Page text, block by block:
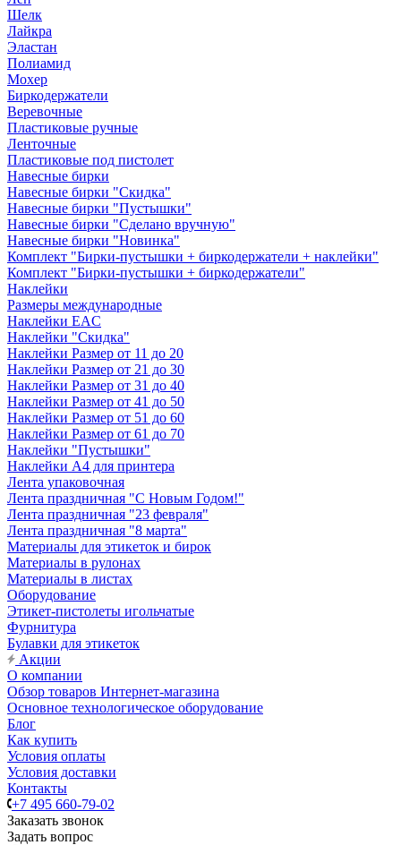
Шелк
Лайкра
Эластан
Полиамид
Мохер
Биркодержатели
Веревочные
Пластиковые ручные
Ленточные
Пластиковые под пистолет
Навесные бирки
Навесные бирки "Скидка"
Навесные бирки "Пустышки"
Навесные бирки "Сделано вручную"
Навесные бирки "Новинка"
Комплект "Бирки-пустышки + биркодержатели + наклейки"
Комплект "Бирки-пустышки + биркодержатели"
Наклейки
Размеры международные
Наклейки EAC
Наклейки "Скидка"
Наклейки Размер от 11 до 20
Наклейки Размер от 21 до 30
Наклейки Размер от 31 до 40
Наклейки Размер от 41 до 50
Наклейки Размер от 51 до 60
Наклейки Размер от 61 до 70
Наклейки "Пустышки"
Наклейки А4 для принтера
Лента упаковочная
Лента праздничная "С Новым Годом!"
Лента праздничная "23 февраля"
Лента праздничная "8 марта"
Материалы для этикеток и бирок
Материалы в рулонах
Материалы в листах
Оборудование
Этикет-пистолеты игольчатые
Фурнитура
Булавки для этикеток
Акции
О компании
Обзор товаров Интернет-магазина
Основное технологическое оборудование
Блог
Как купить
Условия оплаты
Условия доставки
Контакты
+7 495 660-79-02
Заказать звонок
Задать вопрос